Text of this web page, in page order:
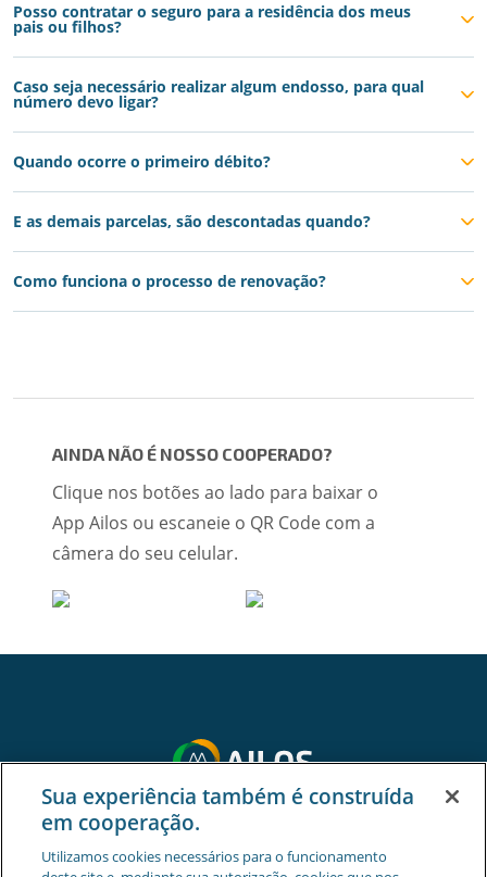
Posso contratar o seguro para a residência dos meus
pais ou filhos?
Caso seja necessário realizar algum endosso, para qual
número devo ligar?
Quando ocorre o primeiro débito?
E as demais parcelas, são descontadas quando?
Como funciona o processo de renovação?
AINDA NÃO É NOSSO COOPERADO?
Clique nos botões ao lado para baixar o
App Ailos ou escaneie o QR Code com a
câmera do seu celular.
Sua experiência também é construída
em cooperação.
Utilizamos cookies necessários para o funcionamento